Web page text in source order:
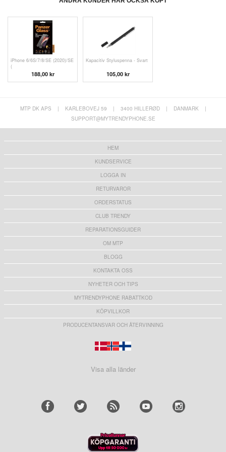
iPhone 6/6S/7/8/SE (2020)/SE
(
188,00 kr
Kapacitiv Styluspenna - Svart
105,00 kr
MTP DK APS | KARLEBOVEJ 59 | 3400 HILLERØD | DANMARK
|
SUPPORT@MYTRENDYPHONE.SE
HEM
KUNDSERVICE
LOGGA IN
RETURVAROR
ORDERSTATUS
CLUB TRENDY
REPARATIONSGUIDER
OM MTP
BLOGG
KONTAKTA OSS
NYHETER OCH TIPS
MYTRENDYPHONE RABATTKOD
KÖPVILLKOR
PRODUCENTANSVAR OCH ÅTERVINNING
Visa alla länder